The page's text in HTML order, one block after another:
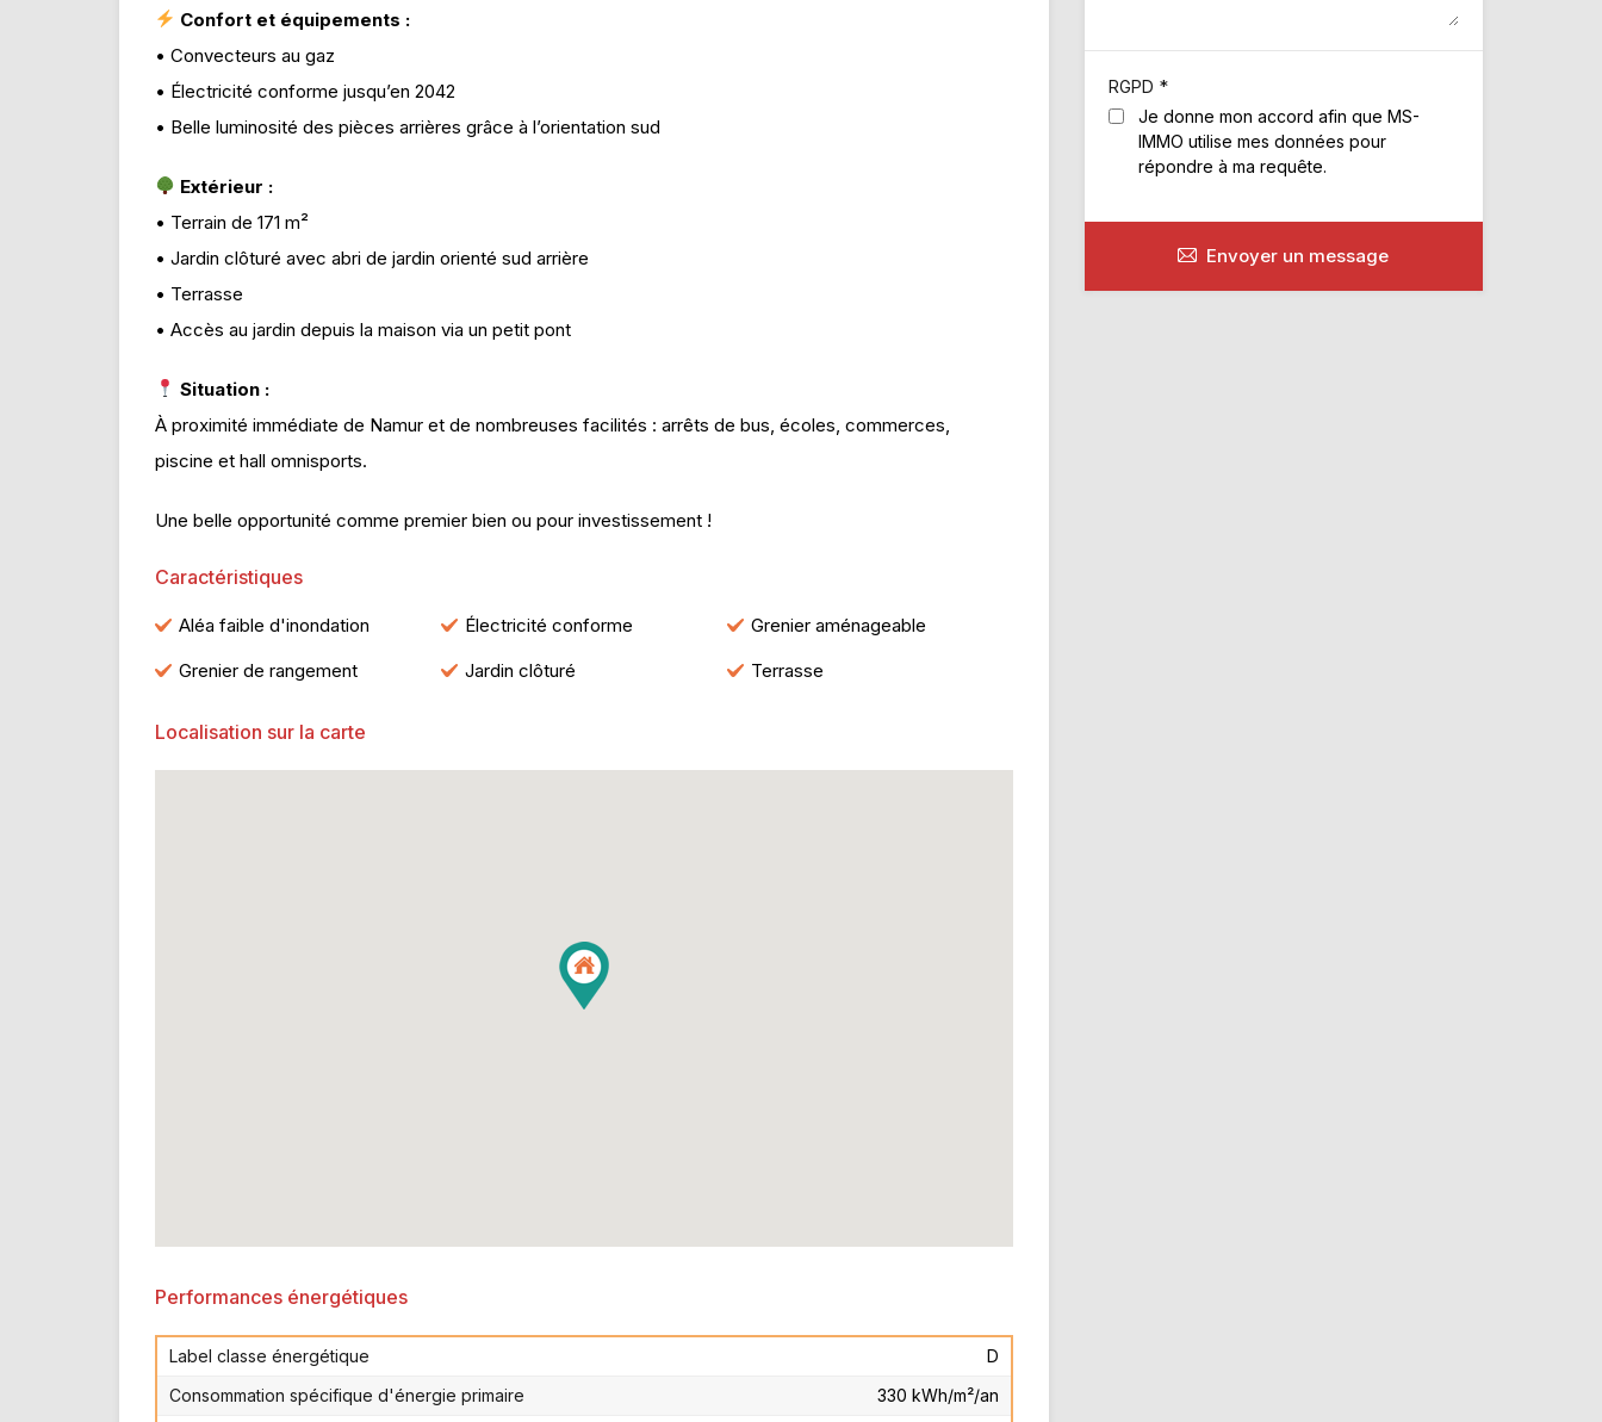
Confort et équipements :
• Convecteurs au gaz
• Électricité conforme jusqu’en 2042
• Belle luminosité des pièces arrières grâce à l’orientation sud
Extérieur :
• Terrain de 171 m²
• Jardin clôturé avec abri de jardin orienté sud arrière
• Terrasse
• Accès au jardin depuis la maison via un petit pont
Situation :
À proximité immédiate de Namur et de nombreuses facilités : arrêts de bus, écoles, commerces,
piscine et hall omnisports.
Une belle opportunité comme premier bien ou pour investissement !
Caractéristiques
Aléa faible d'inondation Électricité conforme
Grenier aménageable
Grenier de rangement
Jardin clôturé Terrasse
Localisation sur la carte
Performances énergétiques
Label classe énergétique
D
Consommation spécifique d'énergie primaire
330 kWh/m²/an
RGPD *
Je donne mon accord afin que MS-
IMMO utilise mes données pour
répondre à ma requête.
Envoyer un message